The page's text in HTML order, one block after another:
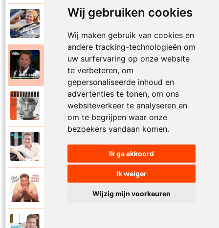
Wij gebruiken cookies
Wij maken gebruik van cookies en
andere tracking-technologieën om
uw surfervaring op onze website
te verbeteren, om
gepersonaliseerde inhoud en
advertenties te tonen, om ons
websiteverkeer te analyseren en
om te begrijpen waar onze
bezoekers vandaan komen.
Ik ga akkoord
Ik weiger
Wijzig mijn voorkeuren
Bart Kaell
Bart Kaell
Onwaarschijnlijk mooi
Op mijn eiland
Bart Kaell
Bart Kaell
Papa ik kan zingen